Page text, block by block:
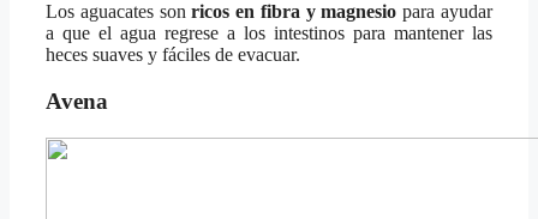
Los aguacates sonricos en fibra y magnesio para ayudar
a que el agua regrese a los intestinos para mantener las
heces suaves y fáciles de evacuar.
Avena